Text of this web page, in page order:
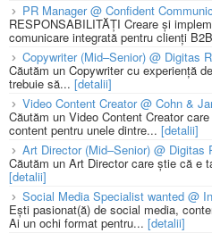
PR Manager @ Confident
RESPONSABILITĂȚI Creare și
comunicare integrată pentru clienți
Copywriter (Mid–Senior) @ Digitas
Căutăm un Copywriter cu experiență
trebuie să... [detalii]
Video Content Creator @ Cohn &
Căutăm un Video Content Creator
content pentru unele dintre... [detalii]
Art Director (Mid–Senior) @ Digitas
Căutăm un Art Director care știe că e
[detalii]
Social Media Specialist wanted @
Ești pasionat(ă) de social media,
Ai un ochi format pentru... [detalii]